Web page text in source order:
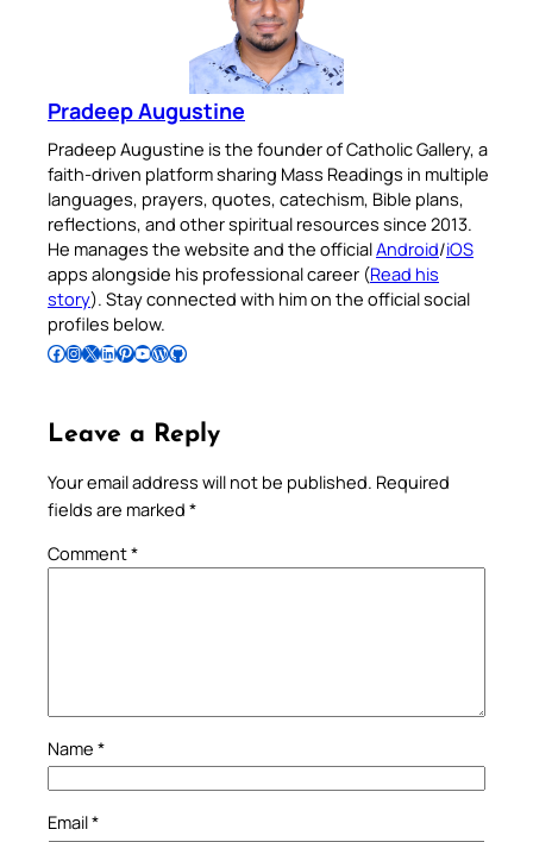
Pradeep Augustine
Pradeep Augustine is the founder of Catholic Gallery, a
faith-driven platform sharing Mass Readings in multiple
languages, prayers, quotes, catechism, Bible plans,
reflections, and other spiritual resources since 2013.
He manages the website and the officialAndroid/iOS
apps alongside his professional career (Read his
story). Stay connected with him on the official social
profiles below.
Follow Pradeep on Facebook Follow Pradeep on InstagramFollow Pradeep on X Follow Pradeep on LinkedIn Follow Pradeep on Pinterest Subscribe to Pradeep’s Youtube Channel Follow Pradeep on WordPress Follow Pradeep on GitHub
Leave a Reply
Your email address will not be published. Required
fields are marked *
Comment*
Name *
Email*